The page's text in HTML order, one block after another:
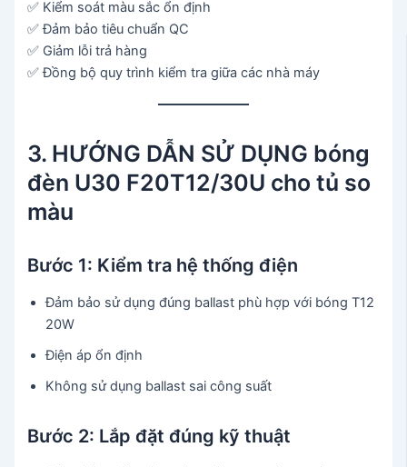
✅ Kiểm soát màu sắc ổn định
✅ Đảm bảo tiêu chuẩn QC
✅ Giảm lỗi trả hàng
✅ Đồng bộ quy trình kiểm tra giữa các nhà máy
3. HƯỚNG DẪN SỬ DỤNG bóng
đèn U30 F20T12/30U cho tủ so
màu
Bước 1: Kiểm tra hệ thống điện
Đảm bảo sử dụng đúng ballast phù hợp với bóng T12
20W
Điện áp ổn định
Không sử dụng ballast sai công suất
Bước 2: Lắp đặt đúng kỹ thuật